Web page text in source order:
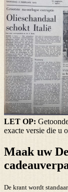
LET OP:
exacte versie die u
Maak uw
De krant wordt